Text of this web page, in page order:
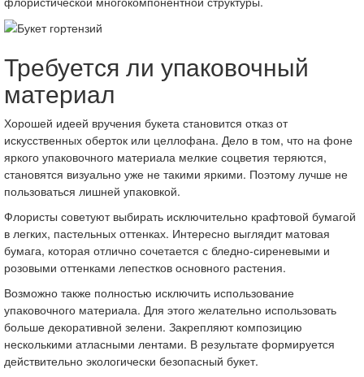
Требуется ли упаковочный
материал
Хорошей идеей вручения букета становится отказ от
искусственных оберток или целлофана. Дело в том, что на фоне
яркого упаковочного материала мелкие соцветия теряются,
становятся визуально уже не такими яркими. Поэтому лучше не
пользоваться лишней упаковкой.
Флористы советуют выбирать исключительно крафтовой бумагой
в легких, пастельных оттенках. Интересно выглядит матовая
бумага, которая отлично сочетается с бледно-сиреневыми и
розовыми оттенками лепестков основного растения.
Возможно также полностью исключить использование
упаковочного материала. Для этого желательно использовать
больше декоративной зелени. Закрепляют композицию
несколькими атласными лентами. В результате формируется
действительно экологически безопасный букет.